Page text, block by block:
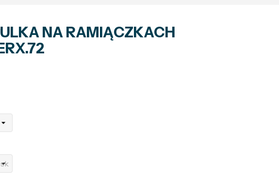
NA RAMIĄCZKACH